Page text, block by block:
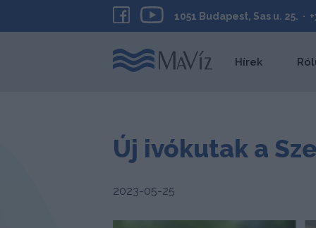
1051 Budapest, Sas u. 25. ·
Hírek
Új ivókutak a
2023-05-25